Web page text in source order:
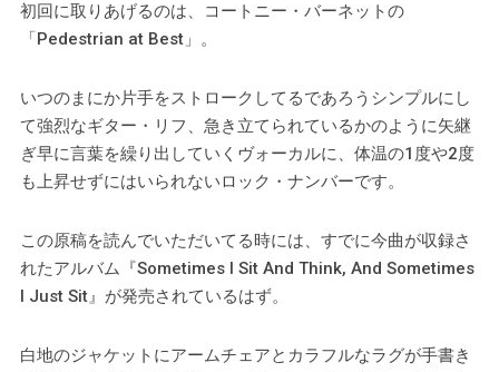
初回に取りあげるのは、コートニー・バーネットの
「Pedestrian at Best」。
いつのまにか片手をストロークしてるであろうシンプルにし
て強烈なギター・リフ、急き立てられているかのように矢継
ぎ早に言葉を繰り出していくヴォーカルに、体温の1度や2度
も上昇せずにはいられないロック・ナンバーです。
この原稿を読んでいただいてる時には、すでに今曲が収録さ
れたアルバム『Sometimes I Sit And Think, And Sometimes
I Just Sit』が発売されているはず。
白地のジャケットにアームチェアとカラフルなラグが手書き